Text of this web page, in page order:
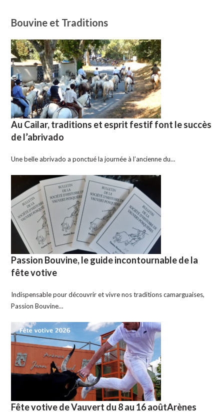
Bouvine et Traditions
Au Cailar, traditions et esprit festif font le succès
de l’abrivado
Une belle abrivado a ponctué la journée à l’ancienne du…
Passion Bouvine, le guide incontournable de la
fête votive
Indispensable pour découvrir et vivre nos traditions camarguaises,
Passion Bouvine…
Fête votive de Vauvert du 8 au 16 aoûtArènes